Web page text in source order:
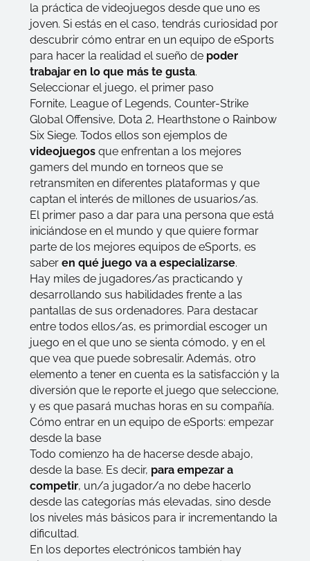
la práctica de videojuegos desde que uno es
joven. Si estás en el caso, tendrás curiosidad por
descubrir cómo entrar en un equipo de eSports
para hacer la realidad el sueño de poder
trabajar en lo que más te gusta.
Seleccionar el juego, el primer paso
Fornite, League of Legends,Counter-Strike
Global Offensive, Dota 2, Hearthstone o Rainbow
Six Siege. Todos ellos son ejemplos de
videojuegosque enfrentan a los mejores
gamersdel mundo en torneos que se
retransmiten en diferentes plataformas y que
captan el interés de millones de usuarios/as.
El primer paso a dar para una persona que está
iniciándose en el mundo y que quiere formar
parte de los mejores equipos de eSports, es
saberen qué juego va a especializarse.
Hay miles de jugadores/as practicando y
desarrollando sus habilidades frente a las
pantallas de sus ordenadores. Para destacar
entre todos ellos/as, es primordial escoger un
juego en el que uno se sienta cómodo, y en el
que vea que puede sobresalir. Además, otro
elemento a tener en cuenta es la satisfacción y la
diversión que le reporte el juego que seleccione,
y es que pasará muchas horas en su compañía.
Cómo entrar en un equipo de eSports: empezar
desde la base
Todo comienzo ha de hacerse desde abajo,
desde la base. Es decir, para empezar a
competir, un/a jugador/a no debe hacerlo
desde las categorías más elevadas, sino desde
los niveles más básicos para ir incrementando la
dificultad.
En los deportes electrónicos también hay